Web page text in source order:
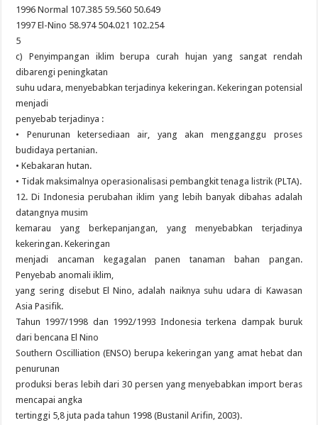
1996 Normal 107.385 59.560 50.649
1997 El-Nino 58.974 504.021 102.254
5
c) Penyimpangan iklim berupa curah hujan yang sangat rendah
dibarengi peningkatan
suhu udara, menyebabkan terjadinya kekeringan. Kekeringan potensial
menjadi
penyebab terjadinya :
• Penurunan ketersediaan air, yang akan mengganggu proses
budidaya pertanian.
• Kebakaran hutan.
• Tidak maksimalnya operasionalisasi pembangkit tenaga listrik (PLTA).
12. Di Indonesia perubahan iklim yang lebih banyak dibahas adalah
datangnya musim
kemarau yang berkepanjangan, yang menyebabkan terjadinya
kekeringan. Kekeringan
menjadi ancaman kegagalan panen tanaman bahan pangan.
Penyebab anomali iklim,
yang sering disebut El Nino, adalah naiknya suhu udara di Kawasan
Asia Pasifik.
Tahun 1997/1998 dan 1992/1993 Indonesia terkena dampak buruk
dari bencana El Nino
Southern Oscilliation (ENSO) berupa kekeringan yang amat hebat dan
penurunan
produksi beras lebih dari 30 persen yang menyebabkan import beras
mencapai angka
tertinggi 5,8 juta pada tahun 1998 (Bustanil Arifin, 2003).